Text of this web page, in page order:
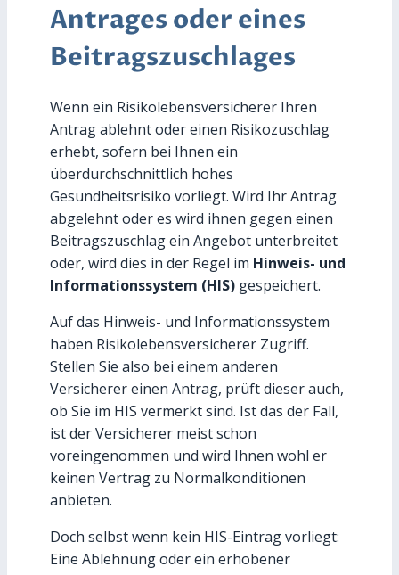
Antrages oder eines
Beitragszuschlages
Wenn ein Risikolebensversicherer Ihren
Antrag ablehnt oder einen Risikozuschlag
erhebt, sofern bei Ihnen ein
überdurchschnittlich hohes
Gesundheitsrisiko vorliegt. Wird Ihr Antrag
abgelehnt oder es wird ihnen gegen einen
Beitragszuschlag ein Angebot unterbreitet
oder, wird dies in der Regel im Hinweis- und
Informationssystem (HIS) gespeichert.
Auf das Hinweis- und Informationssystem
haben Risikolebensversicherer Zugriff.
Stellen Sie also bei einem anderen
Versicherer einen Antrag, prüft dieser auch,
ob Sie im HIS vermerkt sind. Ist das der Fall,
ist der Versicherer meist schon
voreingenommen und wird Ihnen wohl er
keinen Vertrag zu Normalkonditionen
anbieten.
Doch selbst wenn kein HIS-Eintrag vorliegt:
Eine Ablehnung oder ein erhobener